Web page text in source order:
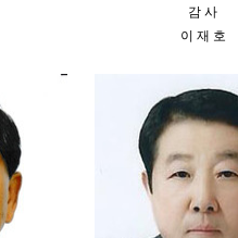
감 사
이 재 호